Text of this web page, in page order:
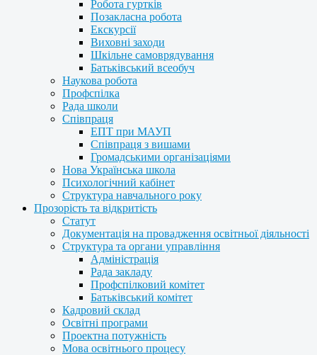
Робота гуртків
Позакласна робота
Екскурсії
Виховні заходи
Шкільне самоврядування
Батьківський всеобуч
Наукова робота
Профспілка
Рада школи
Співпраця
ЕПТ при МАУП
Співпраця з вишами
Громадськими організаціями
Нова Українська школа
Психологічний кабінет
Структура навчального року
Прозорість та відкритість
Статут
Документація на провадження освітньої діяльності
Структура та органи управління
Адміністрація
Рада закладу
Профспілковий комітет
Батьківський комітет
Кадровий склад
Освітні програми
Проектна потужність
Мова освітнього процесу